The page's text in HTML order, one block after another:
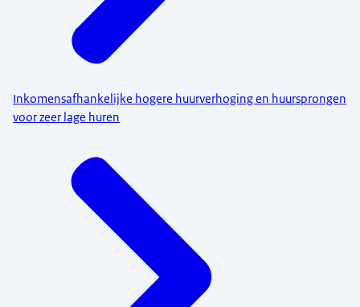
Inkomensafhankelijke hogere huurverhoging en huursprongen
voor zeer lage huren